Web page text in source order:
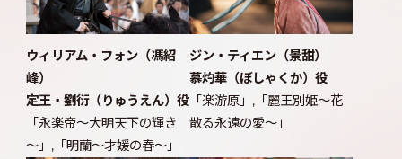
ウィリアム・フォン（馮紹
峰）
定王・劉衍（りゅうえん）役
「永楽帝～大明天下の輝き
～」,「明蘭～才媛の春～」
ジン・ティエン（景甜）
慕灼華（ぼしゃくか）役
「楽游原」,「麗王別姫～花
散る永遠の愛～」